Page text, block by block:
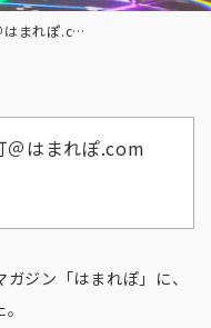
横浜 野毛 虹の街灯＠はまれぽ.com
＠はまれぽ.com
ジン「はまれぽ」に、